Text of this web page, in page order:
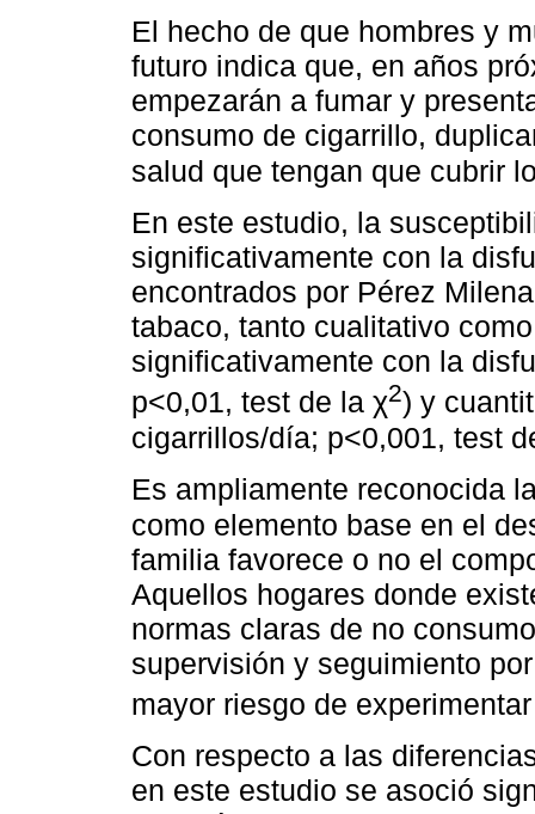
El hecho de que hombres y
futuro indica que, en años
empezarán a fumar y
consumo de cigarrillo,
salud que tengan que cubrir
En este estudio, la
significativamente con la
encontrados por Pérez
tabaco, tanto cualitativo
significativamente con la
p<0,01, test de la χ2) y
cigarrillos/día; p<0,001, test
Es ampliamente reconocida
como elemento base en el
familia favorece o no el
Aquellos hogares donde
normas claras de no
supervisión y seguimiento
mayor riesgo de
Con respecto a las
en este estudio se asoció